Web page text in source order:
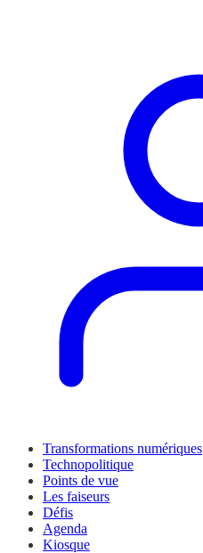
Transformations numériques
Technopolitique
Points de vue
Les faiseurs
Défis
Agenda
Kiosque